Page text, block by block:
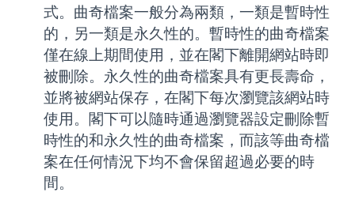
式。曲奇檔案一般分為兩類，一類是暫時性
的，另一類是永久性的。暫時性的曲奇檔案
僅在線上期間使用，並在閣下離開網站時即
被刪除。永久性的曲奇檔案具有更長壽命，
並將被網站保存，在閣下每次瀏覽該網站時
使用。閣下可以隨時通過瀏覽器設定刪除暫
時性的和永久性的曲奇檔案，而該等曲奇檔
案在任何情況下均不會保留超過必要的時
間。